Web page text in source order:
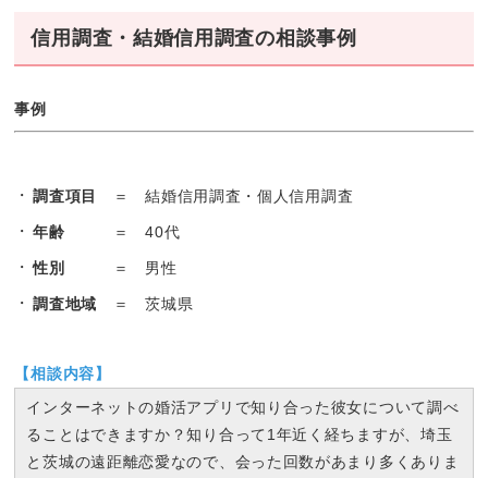
信用調査・結婚信用調査の相談事例
事例
調査項目 ＝ 結婚信用調査・個人信用調査
年齢 ＝ 40代
性別 ＝ 男性
調査地域 ＝ 茨城県
【相談内容】
インターネットの婚活アプリで知り合った彼女について調べ
ることはできますか？知り合って1年近く経ちますが、埼玉
と茨城の遠距離恋愛なので、会った回数があまり多くありま